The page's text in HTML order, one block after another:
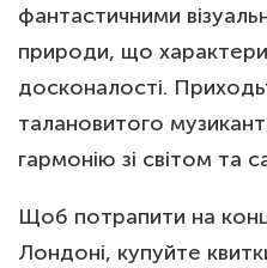
фантастичними
природи, що
досконалості.
талановитого
гармонію зі світом та
Щоб потрапити на
Лондоні, купуйте